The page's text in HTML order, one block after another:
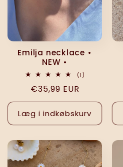
Emilja necklace •
NEW •
(1)
Normalpris
€35,99 EUR
Læg i indkøbskurv